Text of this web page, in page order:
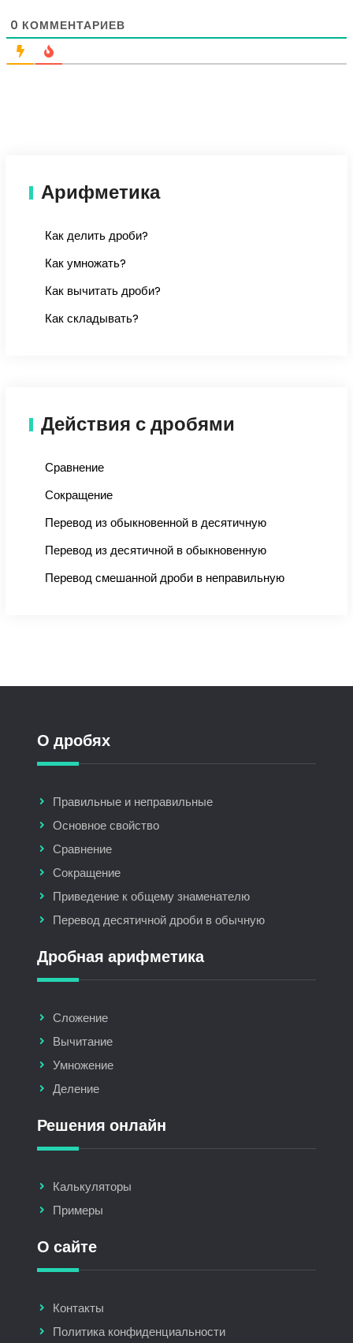
0 КОММЕНТАРИЕВ
Арифметика
Как делить дроби?
Как умножать?
Как вычитать дроби?
Как складывать?
Действия с дробями
Сравнение
Сокращение
Перевод из обыкновенной в десятичную
Перевод из десятичной в обыкновенную
Перевод смешанной дроби в неправильную
О дробях
Правильные и неправильные
Основное свойство
Сравнение
Сокращение
Приведение к общему знаменателю
Перевод десятичной дроби в обычную
Дробная арифметика
Сложение
Вычитание
Умножение
Деление
Решения онлайн
Калькуляторы
Примеры
О сайте
Контакты
Политика конфиденциальности